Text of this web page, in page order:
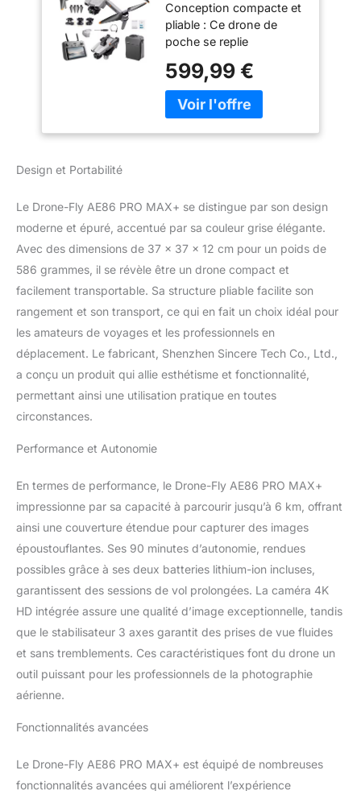
stabilisateur 3 axes,
90 minutes vol (2
batteries), 6Km
distance, pour
amateur et
professionnel
2024/2025 (gris)
Conception compacte et
pliable : Ce drone de
poche se replie
transport aisé avec ses
dimensions de 20 cm x
9,5 cm une fois plié.
et une grande maniabilité
allant jusqu'à 6
kilomètres. Caméra
Équipé d'une caméra
embarquée, il permet de
capturer des vidéos et
des photos aériennes de
qualité. Autonomie
batterie puissante,
profitez d'une autonomie
transmission stable
fluide et précis.
599,99 €
Design et Portabilité
Le Drone-Fly AE86 PRO MAX+ se distingue par son design
moderne et épuré, accentué par sa couleur grise élégante.
Avec des dimensions de 37 x 37 x 12 cm pour un poids de
586 grammes, il se révèle être un drone compact et
facilement transportable. Sa structure pliable facilite son
rangement et son transport, ce qui en fait un choix idéal pour
les amateurs de voyages et les professionnels en
déplacement. Le fabricant, Shenzhen Sincere Tech Co., Ltd.,
a conçu un produit qui allie esthétisme et fonctionnalité,
permettant ainsi une utilisation pratique en toutes
circonstances.
Performance et Autonomie
En termes de performance, le Drone-Fly AE86 PRO MAX+
impressionne par sa capacité à parcourir jusqu’à 6 km, offrant
ainsi une couverture étendue pour capturer des images
époustouflantes. Ses 90 minutes d’autonomie, rendues
possibles grâce à ses deux batteries lithium-ion incluses,
garantissent des sessions de vol prolongées. La caméra 4K
HD intégrée assure une qualité d’image exceptionnelle, tandis
que le stabilisateur 3 axes garantit des prises de vue fluides
et sans tremblements. Ces caractéristiques font du drone un
outil puissant pour les professionnels de la photographie
aérienne.
Fonctionnalités avancées
Le Drone-Fly AE86 PRO MAX+ est équipé de nombreuses
fonctionnalités avancées qui améliorent l’expérience